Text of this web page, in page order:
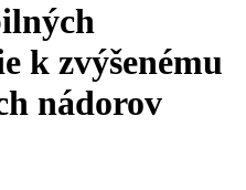
k zvýšenému
nádorov